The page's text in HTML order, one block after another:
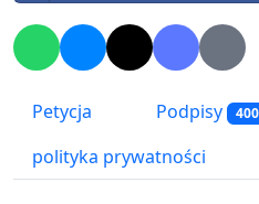
Petycja Podpisy 400
polityka prywatności